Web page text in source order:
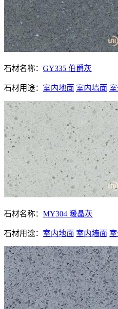
石材名称： GY335 伯爵灰
石材用途： 室内地面 室内墙面
石材名称： MY304 暖晶灰
石材用途： 室内地面 室内墙面